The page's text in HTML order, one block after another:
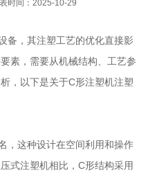
时间：2025-10-29
备，其注塑工艺的优化直接影
素，需要从机械结构、工艺参
，以下是关于C形注塑机注塑
，这种设计在空间利用和操作
式注塑机相比，C形结构采用